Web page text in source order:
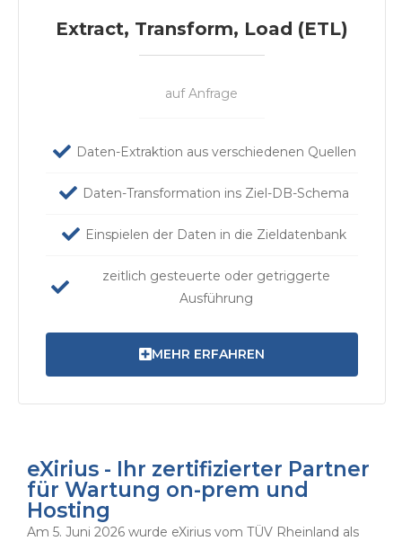
Extract, Transform, Load (ETL)
auf Anfrage
Daten-Extraktion aus verschiedenen Quellen
Daten-Transformation ins Ziel-DB-Schema
Einspielen der Daten in die Zieldatenbank
zeitlich gesteuerte oder getriggerte
Ausführung
MEHR ERFAHREN
eXirius - Ihr zertifizierter Partner
für Wartung on-prem und
Hosting
Am 5. Juni 2026 wurde eXirius vom TÜV Rheinland als